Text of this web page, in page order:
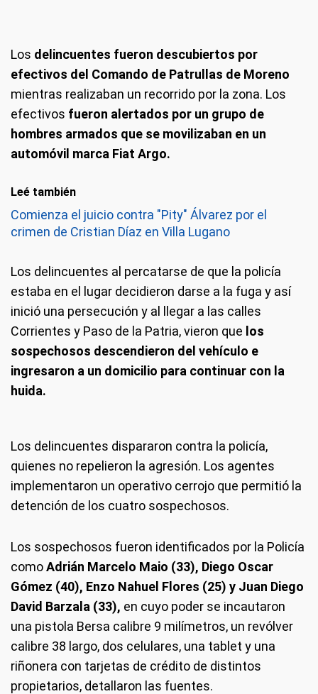
Los delincuentes fueron descubiertos por
efectivos del Comando de Patrullas de Moreno
mientras realizaban un recorrido por la zona. Los
efectivos fueron alertados por un grupo de
hombres armados que se movilizaban en un
automóvil marca Fiat Argo.
Leé también
Comienza el juicio contra "Pity" Álvarez por el
crimen de Cristian Díaz en Villa Lugano
Los delincuentes al percatarse de que la policía
estaba en el lugar decidieron darse a la fuga y así
inició una persecución y al llegar a las calles
Corrientes y Paso de la Patria, vieron que los
sospechosos descendieron del vehículo e
ingresaron a un domicilio para continuar con la
huida.
Los delincuentes dispararon contra la policía,
quienes no repelieron la agresión. Los agentes
implementaron un operativo cerrojo que permitió la
detención de los cuatro sospechosos.
Los sospechosos fueron identificados por la Policía
comoAdrián Marcelo Maio (33), Diego Oscar
Gómez (40), Enzo Nahuel Flores (25) y Juan Diego
David Barzala (33), en cuyo poder se incautaron
una pistola Bersa calibre 9 milímetros, un revólver
calibre 38 largo, dos celulares, una tablet y una
riñonera con tarjetas de crédito de distintos
propietarios, detallaron las fuentes.